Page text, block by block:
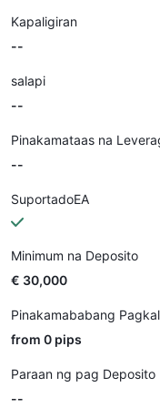
Kapaligiran
--
salapi
--
Pinakamataas na
--
SuportadoEA
Minimum na Deposito
€ 30,000
Pinakamababang
from 0 pips
Paraan ng pag Deposito
--